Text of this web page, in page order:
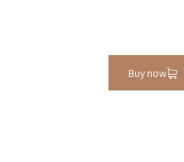
Buy now